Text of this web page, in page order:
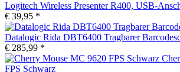
Logitech Wireless Presenter R400, USB-
€ 39,95 *
Datalogic Rida DBT6400 Tragbarer
€ 285,99 *
FPS Schwarz